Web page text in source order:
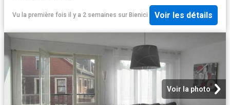
Vu la première fois il y a 2 semaines sur Bienici Voir les détails
Voir la photo